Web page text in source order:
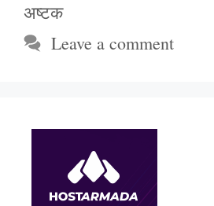
अष्टक
Leave a comment